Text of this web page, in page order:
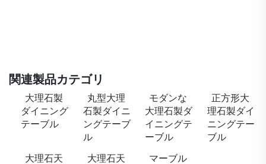
関連製品カテゴリ
大理石製
ダイニング
テーブル
丸型大理
石製ダイニ
ングテーブ
ル
モダンな
大理石製ダ
イニングテ
ーブル
正方形大
理石製ダイ
ニングテー
ブル
大理石天
大理石天
マーブル